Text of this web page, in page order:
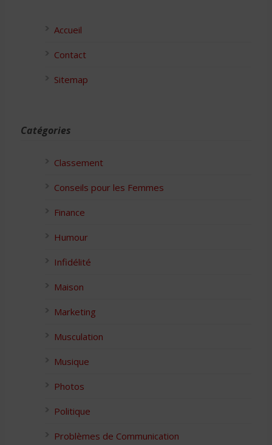
Accueil
Contact
Sitemap
Catégories
Classement
Conseils pour les Femmes
Finance
Humour
Infidélité
Maison
Marketing
Musculation
Musique
Photos
Politique
Problèmes de Communication